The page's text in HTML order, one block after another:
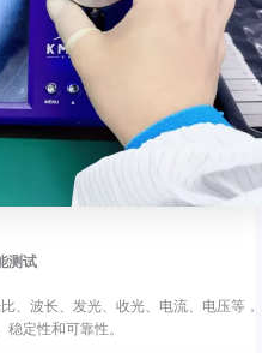
测试
、波长、发光、收光、电流、电压等，
定性和可靠性。